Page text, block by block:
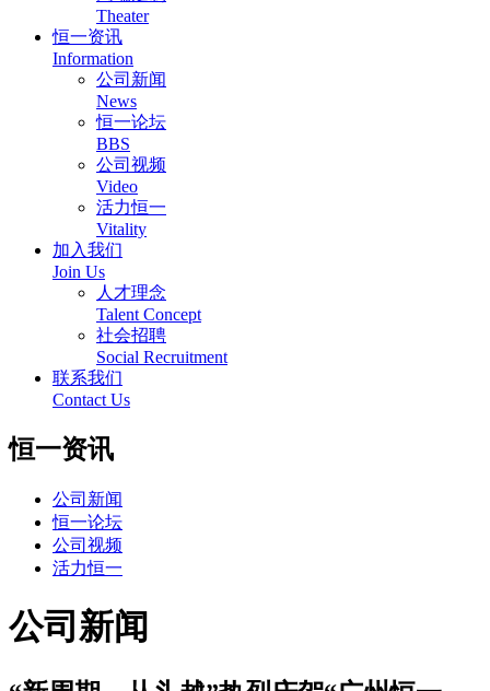
Theater
恒一资讯
Information
公司新闻
News
恒一论坛
BBS
公司视频
Video
活力恒一
Vitality
加入我们
Join Us
人才理念
Talent Concept
社会招聘
Social Recruitment
联系我们
Contact Us
恒一资讯
公司新闻
恒一论坛
公司视频
活力恒一
公司新闻